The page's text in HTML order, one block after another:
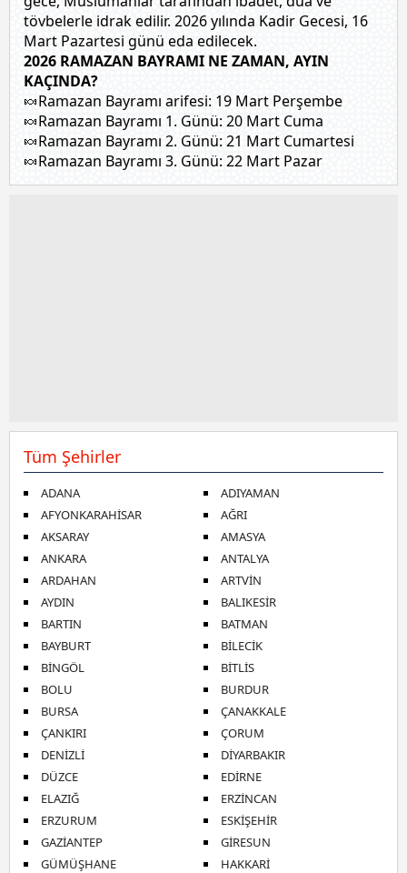
gösterilmeyecektir."
Sizlere daha iyi bir hizmet sunabilmek için İnternet
Sitemizde kendimize ve üçüncü kişilere ait çerezler
kullanılmaktadır. Bu çerezler vasıtasıyla çeşitli kişisel
verileriniz işlenmekte olup gerekli olan çerezler bilgi
toplumu hizmetlerinin sunulması amacıyla
kullanılmaktadır. Diğer çerezler, sitemizin daha işlevsel
kılınması ve kişiselleştirilmesi ve sizlere yönelik
almak için lütfen
tövbelerle idrak edilir. 2026 yılında Kadir Gecesi, 16
Mart Pazartesi günü eda edilecek.
2026 RAMAZAN BAYRAMI NE ZAMAN, AYIN
KAÇINDA?
🍬Ramazan Bayramı arifesi: 19 Mart Perşembe
🍬Ramazan Bayramı 1. Günü: 20 Mart Cuma
🍬Ramazan Bayramı 2. Günü: 21 Mart Cumartesi
🍬Ramazan Bayramı 3. Günü: 22 Mart Pazar
Tüm Şehirler
ADANA
ADIYAMAN
AFYONKARAHİSAR
AĞRI
AKSARAY
AMASYA
ANKARA
ANTALYA
ARDAHAN
ARTVİN
AYDIN
BALIKESİR
BARTIN
BATMAN
BAYBURT
BİLECİK
BİNGÖL
BİTLİS
BOLU
BURDUR
BURSA
ÇANAKKALE
ÇANKIRI
ÇORUM
DENİZLİ
DİYARBAKIR
DÜZCE
EDİRNE
ELAZIĞ
ERZİNCAN
ERZURUM
ESKİŞEHİR
GAZİANTEP
GİRESUN
GÜMÜŞHANE
HAKKARİ